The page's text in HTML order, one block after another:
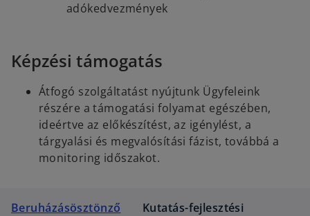
adókedvezmények
Képzési támogatás
Átfogó szolgáltatást nyújtunk Ügyfeleink
részére a támogatási folyamat egészében,
ideértve az előkészítést, az igénylést, a
tárgyalási és megvalósítási fázist, továbbá a
monitoring időszakot.
Beruházásösztönző
Kutatás-fejlesztési